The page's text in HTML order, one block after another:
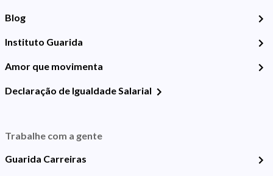
Blog
Instituto Guarida
Amor que movimenta
Declaração de Igualdade Salarial
Trabalhe com a gente
Guarida Carreiras